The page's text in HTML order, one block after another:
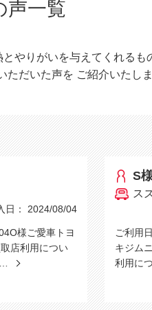
声一覧
やりがいを与えてくれるも
ただいた声を ご紹介いたし
日： 2024/08/04
様ご愛車トヨ
店利用につい
S
ス
ご利用
キジム
利用に